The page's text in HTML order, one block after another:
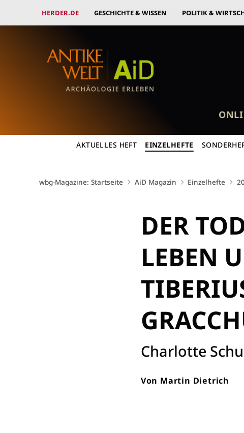
HERDER.DE GESCHICHTE & WISSEN POLITIK &
AKTUELLES HEFT EINZELHEFTE
wbg-Magazine: Startseite AiD Magazin Einzelhefte
DER
LEBEN
:
Charlotte
Von Martin Dietrich